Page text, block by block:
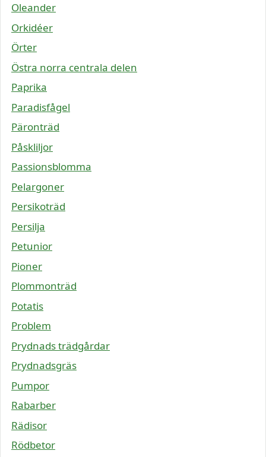
Oleander
Orkidéer
Örter
Östra norra centrala delen
Paprika
Paradisfågel
Päronträd
Påskliljor
Passionsblomma
Pelargoner
Persikoträd
Persilja
Petunior
Pioner
Plommonträd
Potatis
Problem
Prydnads trädgårdar
Prydnadsgräs
Pumpor
Rabarber
Rädisor
Rödbetor